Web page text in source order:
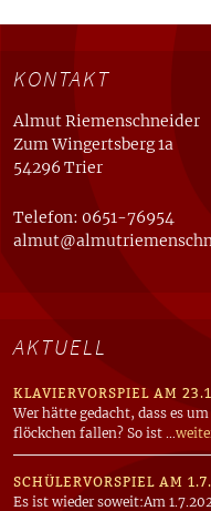
KONTAKT
Almut Riemenschneider
Zum Wingertsberg 1a
54296 Trier
Telefon: 0651-76954
AKTUELL
KLAVIERVORSPIEL AM
Wer hätte gedacht, dass es
flöck­chen fallen? So ist …
SCHÜLERVORSPIEL AM
Es ist wieder soweit:Am